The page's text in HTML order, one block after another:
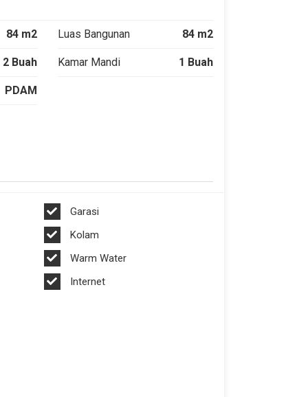
84 m2 Luas Bangunan 84 m2
2 Buah Kamar Mandi 1 Buah
PDAM
Garasi
Kolam
Warm Water
Internet